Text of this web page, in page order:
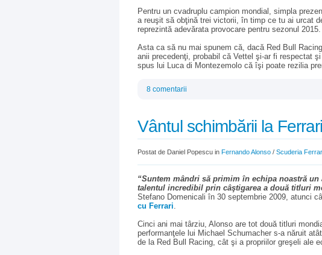
Pentru un cvadruplu campion mondial, simpla
a reuşit să obţină trei victorii, în timp ce tu ai urcat
reprezintă adevărata provocare pentru sezonul 2015.
Asta ca să nu mai spunem că, dacă Red Bull
anii precedenţi, probabil că Vettel şi-ar fi respectat
spus lui Luca di Montezemolo că îşi poate rezilia
8 comentarii
Vântul schimbării la Ferrari
Postat de Daniel Popescu in Fernando Alonso / Scuderia
“Suntem mândri să primim în echipa noastră
talentul incredibil prin câştigarea a două titluri
Stefano Domenicali în 30 septembrie 2009, atunci
cu Ferrari.
Cinci ani mai târziu, Alonso are tot două titluri
performanţele lui Michael Schumacher s-a năruit
de la Red Bull Racing, cât şi a propriilor greşeli ale